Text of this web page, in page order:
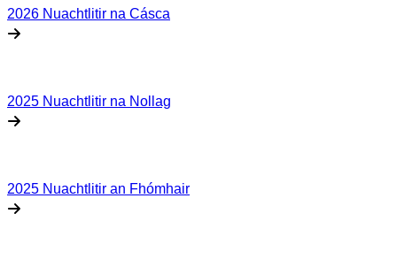
2026 Nuachtlitir na Cásca
2025 Nuachtlitir na Nollag
2025 Nuachtlitir an Fhómhair